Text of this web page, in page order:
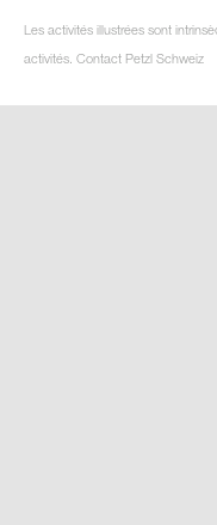
Les activités illustrées sont
activités. Contact Petzl Schweiz